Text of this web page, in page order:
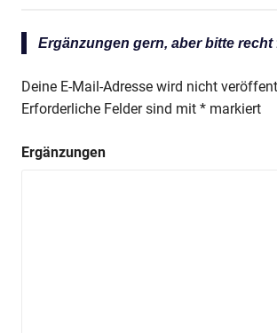
Ergänzungen gern, aber bitte recht
Deine E-Mail-Adresse wird nicht
Erforderliche Felder sind mit * markiert
Ergänzungen